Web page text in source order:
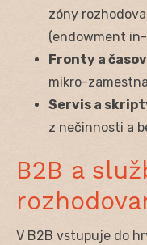
zóny
(endowment
Fronty a
mikro-
Servis a
z nečinnosti a
B2B a
V B2B vstupuje do